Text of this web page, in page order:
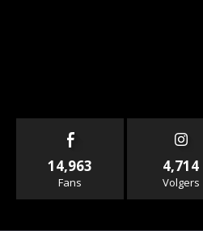
14,963
Fans
4,714
Volgers